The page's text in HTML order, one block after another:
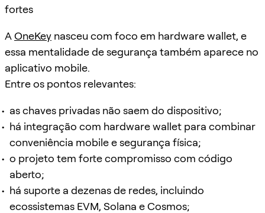
fortes
A OneKey nasceu com foco em hardware wallet, e
essa mentalidade de segurança também aparece no
aplicativo mobile.
Entre os pontos relevantes:
as chaves privadas não saem do dispositivo;
há integração com hardware wallet para combinar
conveniência mobile e segurança física;
o projeto tem forte compromisso com código
aberto;
há suporte a dezenas de redes, incluindo
ecossistemas EVM, Solana e Cosmos;